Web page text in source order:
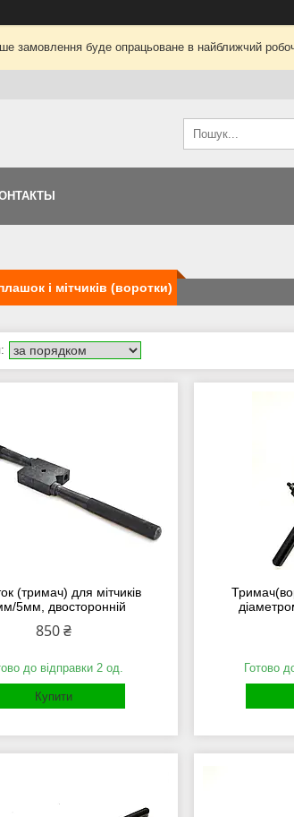
замовлення буде опрацьоване в найближчий
і мітчиків (воротки)
(тримач) для мітчиків
5мм, двосторонній
850 ₴
до відправки 2 од.
Купити
Готово